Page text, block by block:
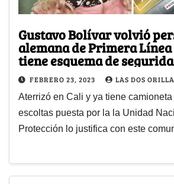
Gustavo Bolívar volvió
alemana de Primera
tiene esquema de
FEBRERO 23, 2023 LAS DOS
Aterrizó en Cali y ya tiene
escoltas puesta por la la Unidad
Protección lo justifica con este